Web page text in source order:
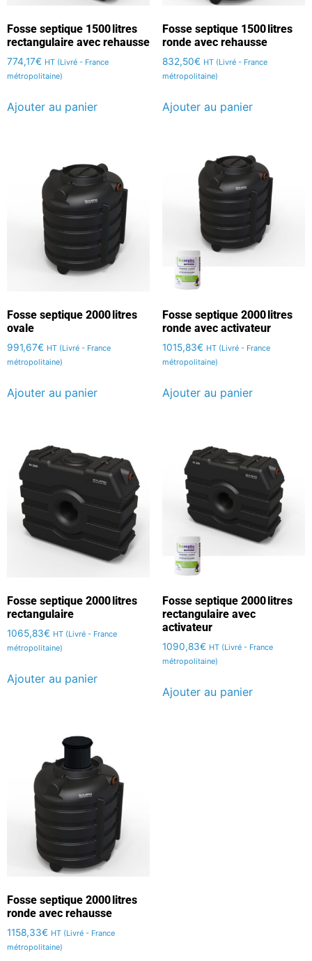
Fosse septique 1500 litres
rectangulaire avec rehausse
774,17€ HT (Livré - France
métropolitaine)
Ajouter au panier
Fosse septique 1500 litres
ronde avec rehausse
832,50€ HT (Livré - France
métropolitaine)
Ajouter au panier
Fosse septique 2000 litres
ovale
991,67€ HT (Livré - France
métropolitaine)
Ajouter au panier
Fosse septique 2000 litres
ronde avec activateur
1015,83€ HT (Livré - France
métropolitaine)
Ajouter au panier
Fosse septique 2000 litres
rectangulaire
1065,83€ HT (Livré - France
métropolitaine)
Ajouter au panier
Fosse septique 2000 litres
rectangulaire avec
activateur
1090,83€ HT (Livré - France
métropolitaine)
Ajouter au panier
Fosse septique 2000 litres
ronde avec rehausse
1158,33€ HT (Livré - France
métropolitaine)